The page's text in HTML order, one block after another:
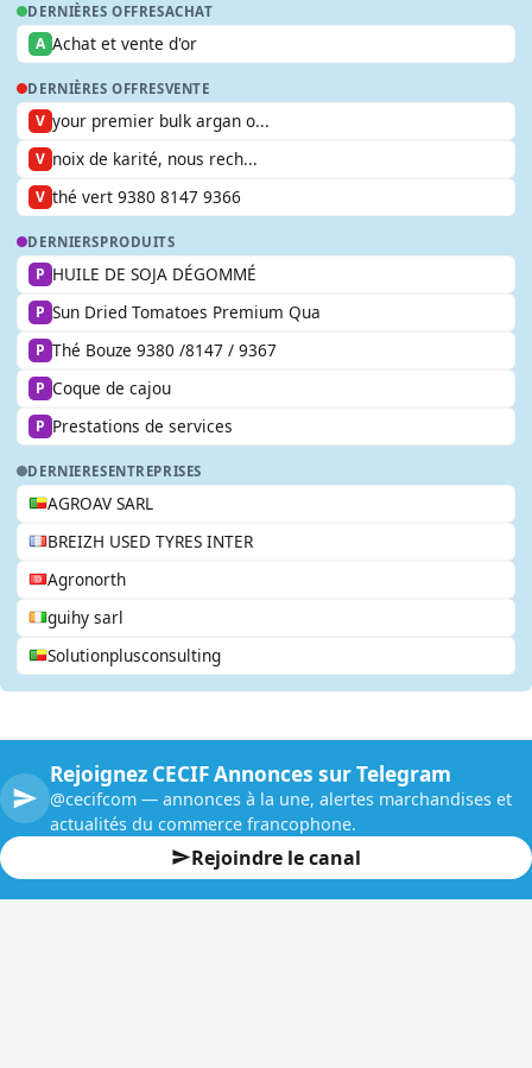
DERNIÈRES OFFRESACHAT
A Achat et vente d'or
DERNIÈRES OFFRESVENTE
V your premier bulk argan o...
V noix de karité, nous rech...
V thé vert 9380 8147 9366
DERNIERSPRODUITS
P HUILE DE SOJA DÉGOMMÉ
P Sun Dried Tomatoes Premium Qua
P Thé Bouze 9380 /8147 / 9367
P Coque de cajou
P Prestations de services
DERNIERESENTREPRISES
AGROAV SARL
BREIZH USED TYRES INTER
Agronorth
guihy sarl
Solutionplusconsulting
Rejoignez CECIF Annonces sur Telegram
@cecifcom — annonces à la une, alertes marchandises et
actualités du commerce francophone.
Rejoindre le canal